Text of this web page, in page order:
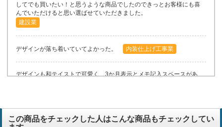
してでも買いたい！と思うような商品でしたのできっとお客様にも喜
んでいただけると思い選ばせていただきました。
建設業
デザインが落ち着いていてよかった。 内装仕上げ工事業
デザインも和テイストで可愛く、3か月表示とメモ記入スペースがあ
この商品をチェックした人はこんな商品もチェックしてい